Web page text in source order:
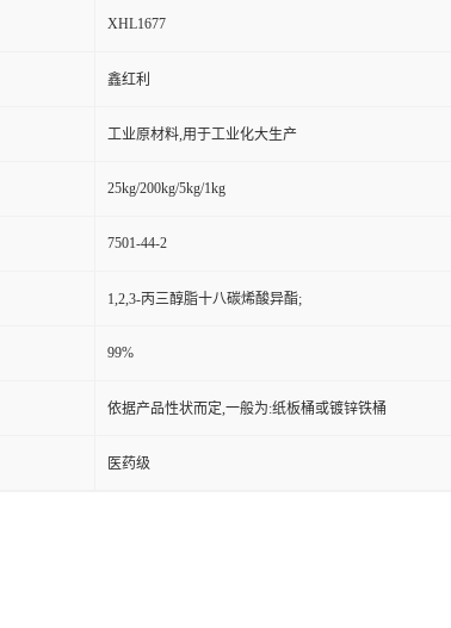
XHL1677
鑫红利
工业原材料,用于工业化大生产
25kg/200kg/5kg/1kg
7501-44-2
1,2,3-丙三醇脂十八碳烯酸异酯;
99%
依据产品性状而定,一般为:纸板桶或镀锌铁桶
医药级